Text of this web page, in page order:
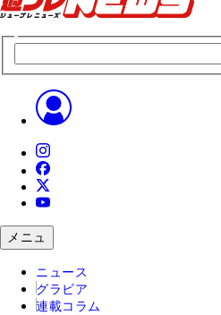
メニュ
ニュース
グラビア
連載コラム